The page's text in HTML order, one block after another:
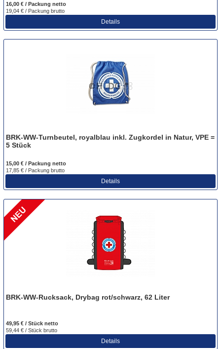
16,00 € / Packung netto
19,04 € / Packung brutto
Details
BRK-WW-Turnbeutel, royalblau inkl. Zugkordel in Natur, VPE =
5 Stück
15,00 € / Packung netto
17,85 € / Packung brutto
Details
BRK-WW-Rucksack, Drybag rot/schwarz, 62 Liter
49,95 € / Stück netto
59,44 € / Stück brutto
Details